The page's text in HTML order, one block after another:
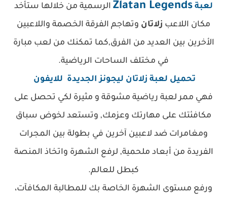
لعبة Zlatan Legends الرسمية من خلالها ستأخد
مكان اللاعب زلاتان وتهاجم الفرقة الخصمة واللاعبين
الأخرين بين العديد من الفرق,كما تمكنك من لعب مبارة
في مختلف الساحات الرياضية.
تحميل لعبة زلاتان ليجونز الجديدة للايفون
فهي ممر لعبة رياضية مشوقة و مثيرة لكي تحصل على
مكافئتك على مهارتك وعزمك, وتستعد لخوض سباق
ومغامرات ضد لاعبين آخرين في بطولة بين المجرات
الفريدة من أبعاد ملحمية, لرفع الشهرة واتخاذ المنصة
كبطل للعالم.
ورفع مستوى الشهرة الخاصة بك للمطالبة المكافآت،